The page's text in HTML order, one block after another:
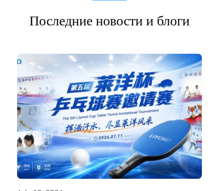
Последние новости и блоги